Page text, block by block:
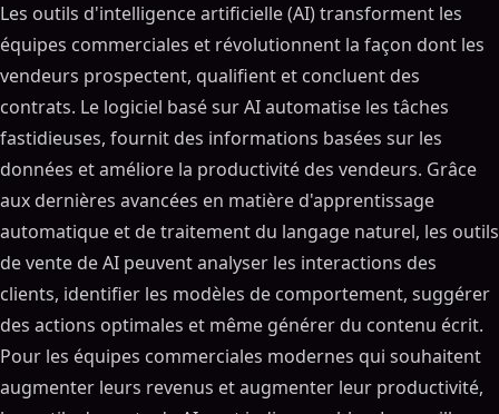
Les outils d'intelligence artificielle (AI) transforment les
équipes commerciales et révolutionnent la façon dont les
vendeurs prospectent, qualifient et concluent des
contrats. Le logiciel basé sur AI automatise les tâches
fastidieuses, fournit des informations basées sur les
données et améliore la productivité des vendeurs. Grâce
aux dernières avancées en matière d'apprentissage
automatique et de traitement du langage naturel, les outils
de vente de AI peuvent analyser les interactions des
clients, identifier les modèles de comportement, suggérer
des actions optimales et même générer du contenu écrit.
Pour les équipes commerciales modernes qui souhaitent
augmenter leurs revenus et augmenter leur productivité,